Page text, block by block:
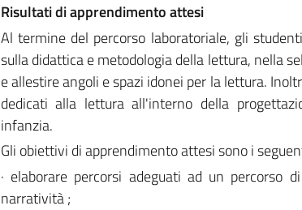
Risultati di apprendimento attesi
Al termine del percorso laboratoriale, gli
sulla didattica e metodologia della lettura, nella
e allestire angoli e spazi idonei per la lettura.
dedicati alla lettura all'interno della
infanzia.
Gli obiettivi di apprendimento attesi sono i
· elaborare percorsi adeguati ad un percorso
narratività ;